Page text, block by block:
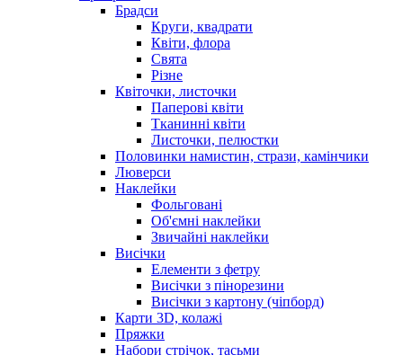
Брадси
Круги, квадрати
Квіти, флора
Свята
Різне
Квіточки, листочки
Паперові квіти
Тканинні квіти
Листочки, пелюстки
Половинки намистин, стрази, камінчики
Люверси
Наклейки
Фольговані
Об'ємні наклейки
Звичайні наклейки
Висічки
Елементи з фетру
Висічки з пінорезини
Висічки з картону (чіпборд)
Карти 3D, колажі
Пряжки
Набори стрічок, тасьми